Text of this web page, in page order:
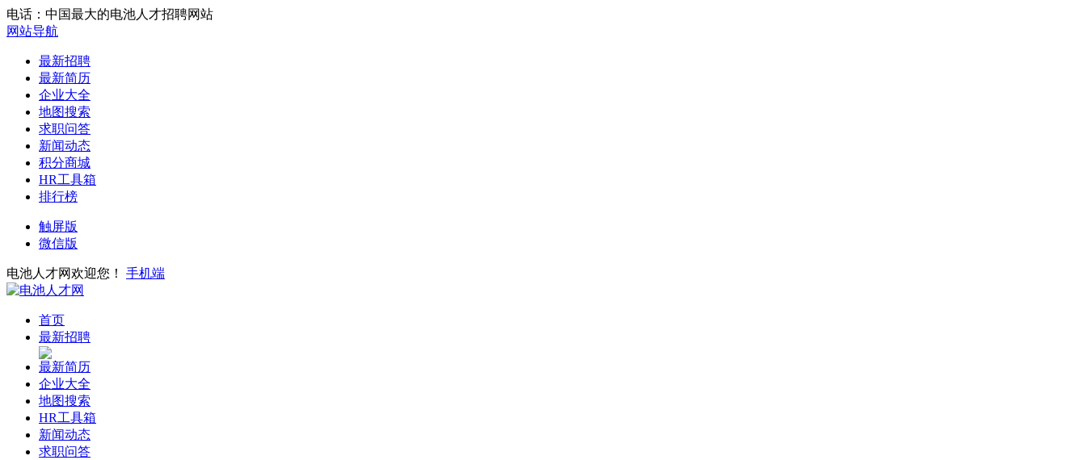
电话：中国最大的电池人才招聘网站
网站导航
最新招聘
最新简历
企业大全
地图搜索
求职问答
新闻动态
积分商城
HR工具箱
排行榜
触屏版
微信版
电池人才网欢迎您！ 手机端
首页
最新招聘
最新简历
企业大全
地图搜索
HR工具箱
新闻动态
求职问答